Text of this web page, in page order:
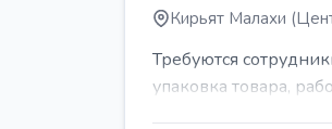
Кирьят Малахи
Требуются
упаковка товара,